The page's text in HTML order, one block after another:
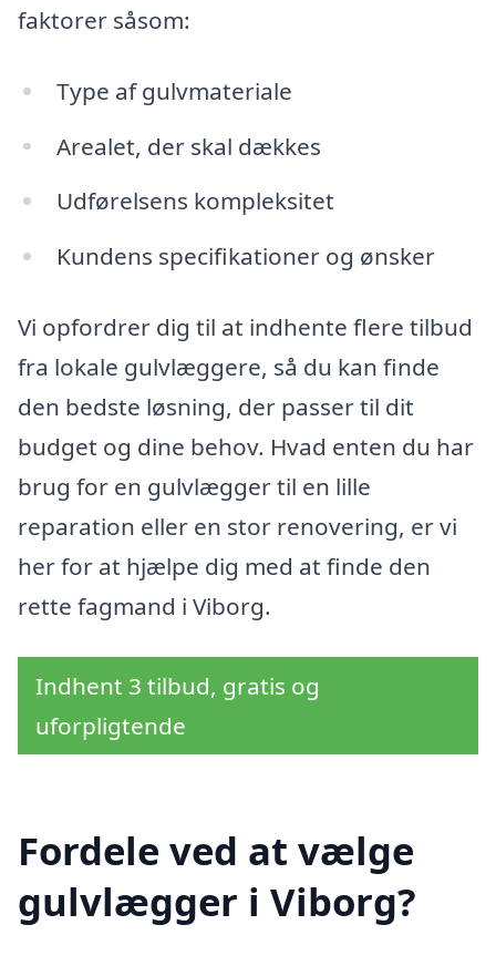
faktorer såsom:
Type af gulvmateriale
Arealet, der skal dækkes
Udførelsens kompleksitet
Kundens specifikationer og ønsker
Vi opfordrer dig til at indhente flere tilbud
fra lokale gulvlæggere, så du kan finde
den bedste løsning, der passer til dit
budget og dine behov. Hvad enten du har
brug for en gulvlægger til en lille
reparation eller en stor renovering, er vi
her for at hjælpe dig med at finde den
rette fagmand i Viborg.
Indhent 3 tilbud, gratis og
uforpligtende
Fordele ved at vælge
gulvlægger i Viborg?